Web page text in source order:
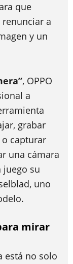
que
a
y un
, OPPO
a
grabar
capturar
una cámara
juego su
uno
mirar
está no solo